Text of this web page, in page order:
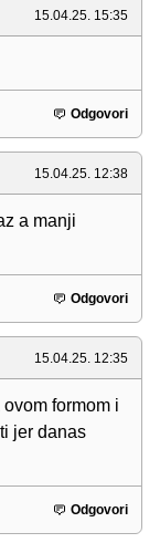
15.04.25. 15:35
Odgovori
15.04.25. 12:38
a manji
Odgovori
15.04.25. 12:35
formom i
jer danas
Odgovori